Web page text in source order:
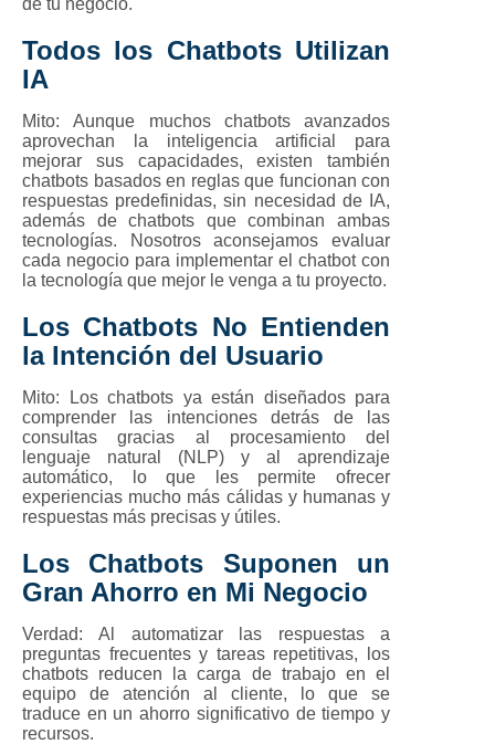
de tu negocio.
Todos los Chatbots Utilizan
IA
Mito: Aunque muchos chatbots avanzados
aprovechan la inteligencia artificial para
mejorar sus capacidades, existen también
chatbots basados en reglas que funcionan con
respuestas predefinidas, sin necesidad de IA,
además de chatbots que combinan ambas
tecnologías. Nosotros aconsejamos evaluar
cada negocio para implementar el chatbot con
la tecnología que mejor le venga a tu proyecto.
Los Chatbots No Entienden
la Intención del Usuario
Mito: Los chatbots ya están diseñados para
comprender las intenciones detrás de las
consultas gracias al procesamiento del
lenguaje natural (NLP) y al aprendizaje
automático, lo que les permite ofrecer
experiencias mucho más cálidas y humanas y
respuestas más precisas y útiles.
Los Chatbots Suponen un
Gran Ahorro en Mi Negocio
Verdad:Al automatizar las respuestas a
preguntas frecuentes y tareas repetitivas, los
chatbots reducen la carga de trabajo en el
equipo de atención al cliente, lo que se
traduce en un ahorro significativo de tiempo y
recursos.